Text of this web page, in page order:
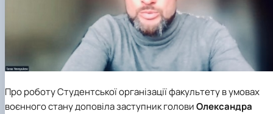
Про роботуСтудентської організаціїфакультету в умовах
воєнного стану доповіла заступник головиОлександра